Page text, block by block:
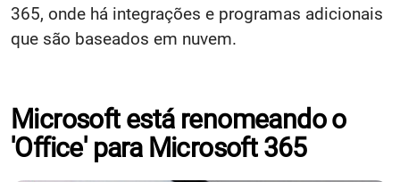
365, onde há integrações e programas adicionais
que são baseados em nuvem.
Microsoft está renomeando o
'Office' para Microsoft 365